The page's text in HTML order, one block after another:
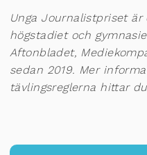
Unga Journalistpriset
högstadiet och
Aftonbladet,
sedan 2019. Mer
tävlingsreglerna hittar du